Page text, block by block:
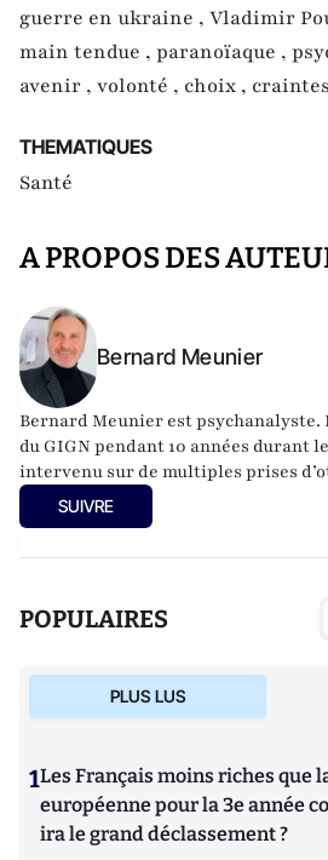
guerre en ukraine , Vladimir
main tendue , paranoïaque ,
avenir , volonté , choix ,
THEMATIQUES
Santé
A PROPOS DES
Bernard Meunier
Bernard Meunier est psychanalyste.
du GIGN pendant 10 années durant
intervenu sur de multiples prises
détournements d’avion. Il a publié :
arme(Ed. Jean-Marie Laffont) en
SUIVRE
POPULAIRES
PLUS LUS
1Les Français moins riches que
européenne pour la 3e année
ira le grand déclassement ?